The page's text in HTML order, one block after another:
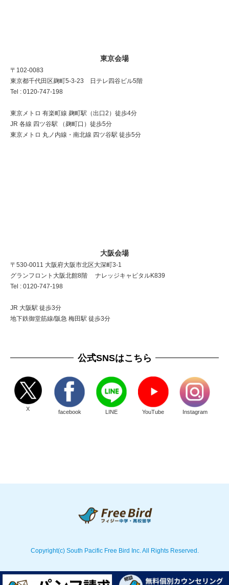
東京会場
〒102-0083
東京都千代田区麹町5-3-23 日テレ四谷ビル5階
Tel : 0120-747-198
東京メトロ 有楽町線 麹町駅（出口2）徒歩4分
JR 各線 四ツ谷駅 （麹町口）徒歩5分
東京メトロ 丸ノ内線・南北線 四ツ谷駅 徒歩5分
大阪会場
〒530-0011 大阪府大阪市北区大深町3-1
グランフロント大阪北館8階 ナレッジキャピタルK839
Tel : 0120-747-198
JR 大阪駅 徒歩3分
地下鉄御堂筋線/阪急 梅田駅 徒歩3分
公式SNSはこちら
X facebook LINE YouTube Instagram
Copyright(c) South Pacific Free Bird Inc. All Rights Reserved.